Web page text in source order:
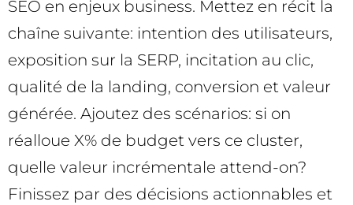
SEO en enjeux business. Mettez en récit la
chaîne suivante: intention des utilisateurs,
exposition sur la SERP, incitation au clic,
qualité de la landing, conversion et valeur
générée. Ajoutez des scénarios: si on
réalloue X% de budget vers ce cluster,
quelle valeur incrémentale attend-on?
Finissez par des décisions actionnables et